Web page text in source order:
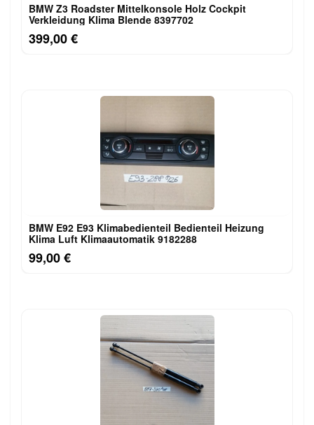
BMW Z3 Roadster Mittelkonsole Holz Cockpit
Verkleidung Klima Blende 8397702
399,00 €
BMW E92 E93 Klimabedienteil Bedienteil Heizung
Klima Luft Klimaautomatik 9182288
99,00 €